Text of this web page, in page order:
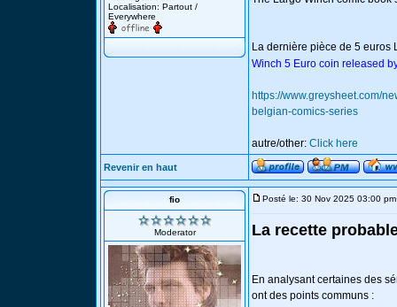
Localisation: Partout /
Everywhere
La dernière pièce de 5 euros
Winch 5 Euro coin released
https://www.greysheet.com/
belgian-comics-series
autre/other: Click here
Revenir en haut
fio
Moderator
Posté le: 30 Nov 2025 03:00 pm
La recette
En analysant certaines des
ont des points communs :